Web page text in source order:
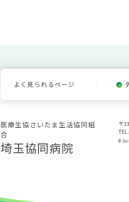
よく見られるページ
医療生協さいたま生活協同組
合
埼玉協同病院
〒
©